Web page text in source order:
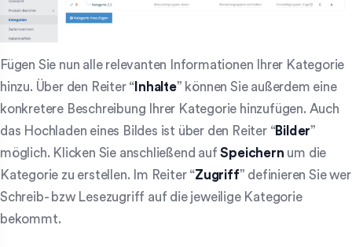
Fügen Sie nun alle relevanten Informationen Ihrer Kategorie
hinzu. Über den Reiter “ Inhalte” können Sie außerdem eine
konkretere Beschreibung Ihrer Kategorie hinzufügen. Auch
das Hochladen eines Bildes ist über den Reiter “Bilder”
möglich. Klicken Sie anschließend aufSpeichern um die
Kategorie zu erstellen. Im Reiter “Zugriff” definieren Sie wer
Schreib- bzw Lesezugriff auf die jeweilige Kategorie
bekommt.